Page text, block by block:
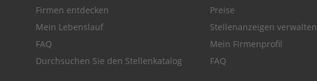
Firmen entdecken
Mein Lebenslauf
FAQ
Durchsuchen Sie den Stellenkatalog
Preise
Stellenanzeigen verwalten
Mein Firmenprofil
FAQ